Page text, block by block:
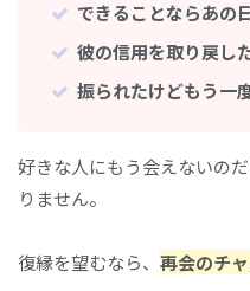
できることならあの
彼の信用を取り戻し
振られたけどもう一
好きな人にもう会えないの
りません。
復縁を望むなら、 再会のチ